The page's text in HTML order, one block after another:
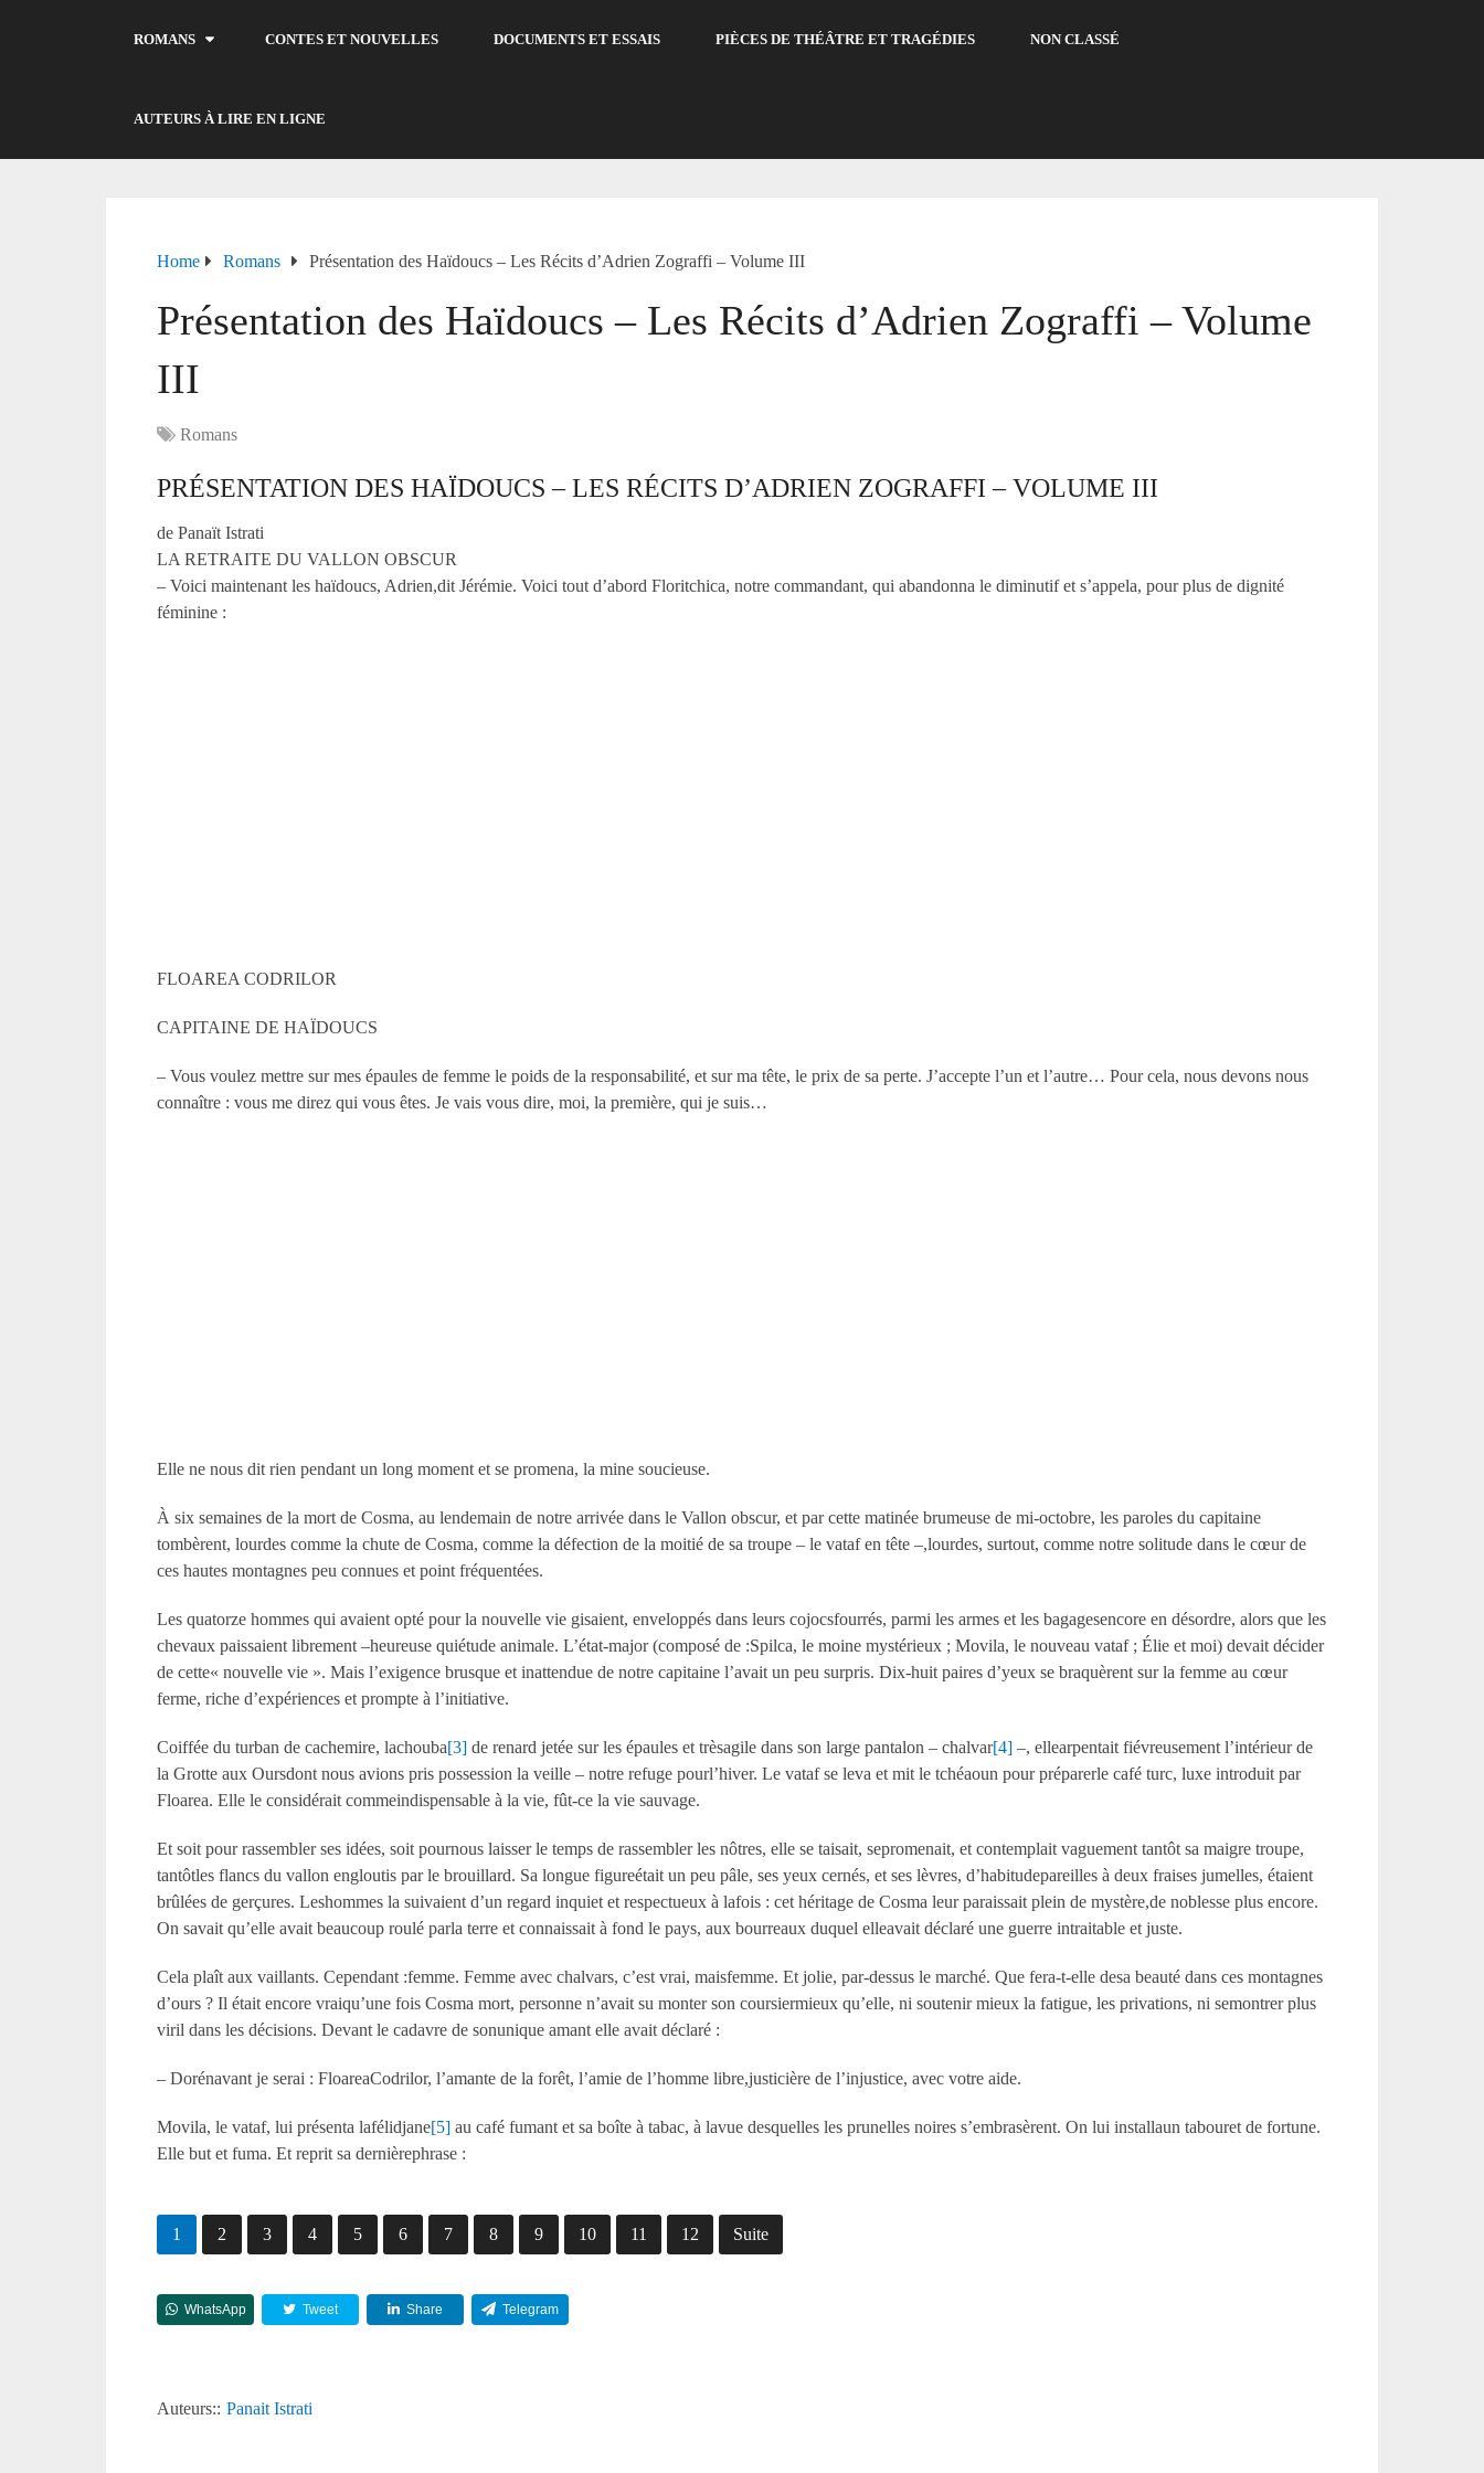
ROMANS CONTES ET NOUVELLES DOCUMENTS ET ESSAIS PIÈCES DE THÉÂTRE ET TRAGÉDIES NON CLASSÉ
AUTEURS À LIRE EN LIGNE
Home Romans Présentation des Haïdoucs – Les Récits d’Adrien Zograffi – Volume III
Présentation des Haïdoucs – Les Récits d’Adrien Zograffi – Volume
III
Romans
PRÉSENTATION DES HAÏDOUCS – LES RÉCITS D’ADRIEN ZOGRAFFI – VOLUME III
de Panaït Istrati
LA RETRAITE DU VALLON OBSCUR
– Voici maintenant les haïdoucs, Adrien,dit Jérémie. Voici tout d’abord Floritchica, notre commandant, qui abandonna le diminutif et s’appela, pour plus de dignité
féminine :
FLOAREA CODRILOR
CAPITAINE DE HAÏDOUCS
– Vous voulez mettre sur mes épaules de femme le poids de la responsabilité, et sur ma tête, le prix de sa perte. J’accepte l’un et l’autre… Pour cela, nous devons nous
connaître : vous me direz qui vous êtes. Je vais vous dire, moi, la première, qui je suis…
Elle ne nous dit rien pendant un long moment et se promena, la mine soucieuse.
À six semaines de la mort de Cosma, au lendemain de notre arrivée dans le Vallon obscur, et par cette matinée brumeuse de mi-octobre, les paroles du capitaine
tombèrent, lourdes comme la chute de Cosma, comme la défection de la moitié de sa troupe – le vataf en tête –,lourdes, surtout, comme notre solitude dans le cœur de
ces hautes montagnes peu connues et point fréquentées.
Les quatorze hommes qui avaient opté pour la nouvelle vie gisaient, enveloppés dans leurs cojocsfourrés, parmi les armes et les bagagesencore en désordre, alors que les
chevaux paissaient librement –heureuse quiétude animale. L’état-major (composé de :Spilca, le moine mystérieux ; Movila, le nouveau vataf ; Élie et moi) devait décider
de cette« nouvelle vie ». Mais l’exigence brusque et inattendue de notre capitaine l’avait un peu surpris. Dix-huit paires d’yeux se braquèrent sur la femme au cœur
ferme, riche d’expériences et prompte à l’initiative.
Coiffée du turban de cachemire, lachouba[3] de renard jetée sur les épaules et trèsagile dans son large pantalon – chalvar[4] –, ellearpentait fiévreusement l’intérieur de
la Grotte aux Oursdont nous avions pris possession la veille – notre refuge pourl’hiver. Le vataf se leva et mit le tchéaoun pour préparerle café turc, luxe introduit par
Floarea. Elle le considérait commeindispensable à la vie, fût-ce la vie sauvage.
Et soit pour rassembler ses idées, soit pournous laisser le temps de rassembler les nôtres, elle se taisait, sepromenait, et contemplait vaguement tantôt sa maigre troupe,
tantôtles flancs du vallon engloutis par le brouillard. Sa longue figureétait un peu pâle, ses yeux cernés, et ses lèvres, d’habitudepareilles à deux fraises jumelles, étaient
brûlées de gerçures. Leshommes la suivaient d’un regard inquiet et respectueux à lafois : cet héritage de Cosma leur paraissait plein de mystère,de noblesse plus encore.
On savait qu’elle avait beaucoup roulé parla terre et connaissait à fond le pays, aux bourreaux duquel elleavait déclaré une guerre intraitable et juste.
Cela plaît aux vaillants. Cependant :femme. Femme avec chalvars, c’est vrai, maisfemme. Et jolie, par-dessus le marché. Que fera-t-elle desa beauté dans ces montagnes
d’ours ? Il était encore vraiqu’une fois Cosma mort, personne n’avait su monter son coursiermieux qu’elle, ni soutenir mieux la fatigue, les privations, ni semontrer plus
viril dans les décisions. Devant le cadavre de sonunique amant elle avait déclaré :
– Dorénavant je serai : FloareaCodrilor, l’amante de la forêt, l’amie de l’homme libre,justicière de l’injustice, avec votre aide.
Movila, le vataf, lui présenta lafélidjane[5] au café fumant et sa boîte à tabac, à lavue desquelles les prunelles noires s’embrasèrent. On lui installaun tabouret de fortune.
Elle but et fuma. Et reprit sa dernièrephrase :
1 2 3 4 5 6 7 8 9 10 11 12 Suite
WhatsApp Tweet Share Telegram
Auteurs:: Panait Istrati